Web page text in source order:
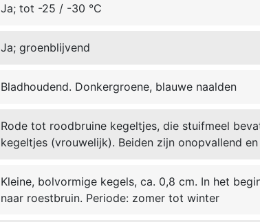
Ja; tot -25 / -30 °C
Ja; groenblijvend
Bladhoudend. Donkergroene, blauwe naalden
Rode tot roodbruine kegeltjes, die stuifmeel
kegeltjes (vrouwelijk). Beiden zijn onopvallend
Kleine, bolvormige kegels, ca. 0,8 cm. In het
naar roestbruin. Periode: zomer tot winter